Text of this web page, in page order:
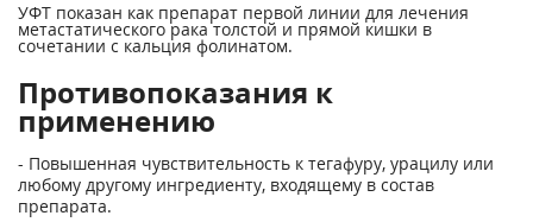
УФТ показан как препарат первой линии для лечения
метастатического рака толстой и прямой кишки в
сочетании с кальция фолинатом.
Противопоказания к
применению
- Повышенная чувствительность к тегафуру, урацилу или
любому другому ингредиенту, входящему в состав
препарата.